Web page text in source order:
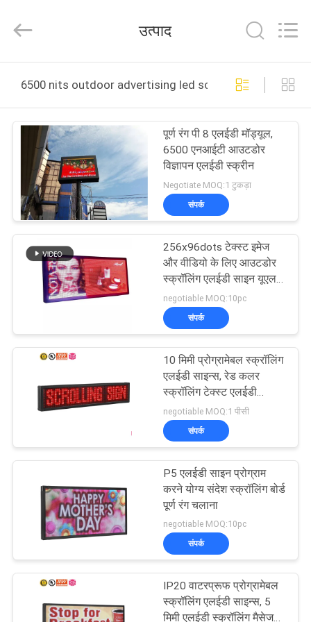
उत्पादों
वीआर
दिखाएँ
हमारे
भ्रमण
गुणवत्ता
संपर्क
समाचार
एक
उद्धरण
LED
Co.,Ltd.
Reserved.
उत्पाद
6500 nits outdoor advertising led screens ऑनलाइन निर्माण
पूर्ण रंग पी 8 एलईडी मॉड्यूल,
6500 एनआईटी आउटडोर
विज्ञापन एलईडी स्क्रीन
Negotiate MOQ:1 टुकड़ा
संपर्क
256x96dots टेक्स्ट इमेज
और वीडियो के लिए आउटडोर
स्क्रॉलिंग एलईडी साइन यूएल
अनुमोदन
negotiable MOQ:10pc
संपर्क
10 मिमी प्रोग्रामेबल स्क्रॉलिंग
एलईडी साइन्स, रेड कलर
स्क्रॉलिंग टेक्स्ट एलईडी
डिस्प्ले:
negotiable MOQ:1 पीसी
संपर्क
P5 एलईडी साइन प्रोग्राम
करने योग्य संदेश स्क्रॉलिंग बोर्ड
पूर्ण रंग चलाना
negotiable MOQ:10pc
संपर्क
IP20 वाटरप्रूफ प्रोग्रामेबल
स्क्रॉलिंग एलईडी साइन्स, 5
मिमी एलईडी स्क्रॉलिंग मैसेज